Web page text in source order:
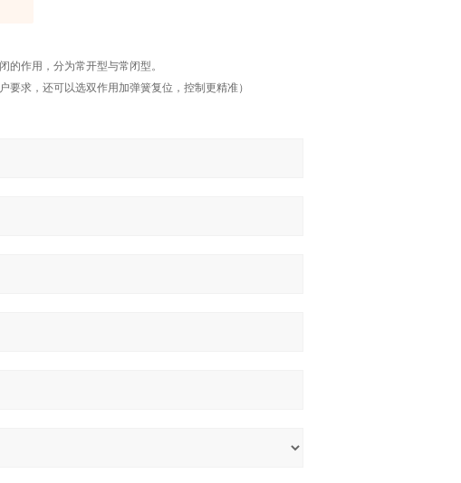
的作用，分为常开型与常闭型。
求，还可以选双作用加弹簧复位，控制更精准）